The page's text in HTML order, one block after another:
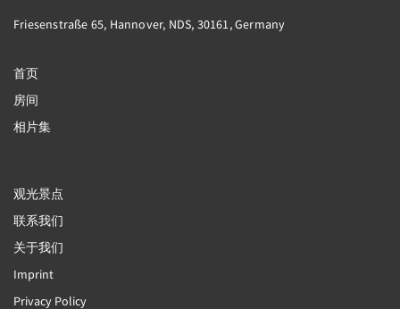
Friesenstraße 65, Hannover, NDS, 30161, Germany
首页
房间
相片集
观光景点
联系我们
关于我们
Imprint
Privacy Policy